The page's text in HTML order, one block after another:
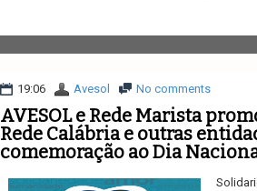
19:06 Avesol No comments
AVESOL e Rede Marista
Rede Calábria e outras
comemoração ao Dia